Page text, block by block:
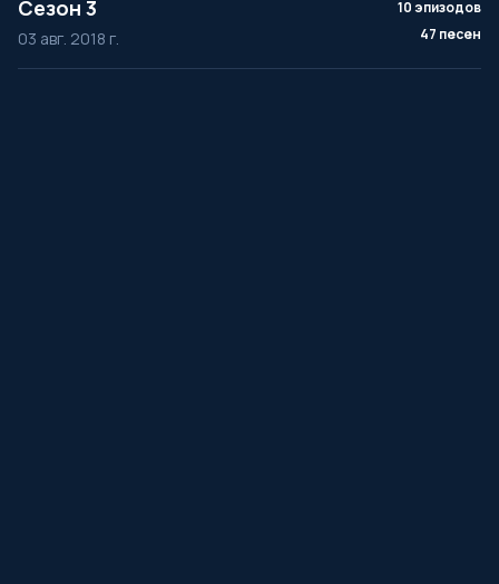
Сезон 3
03 авг. 2018 г.
10 эпизодов
47 песен